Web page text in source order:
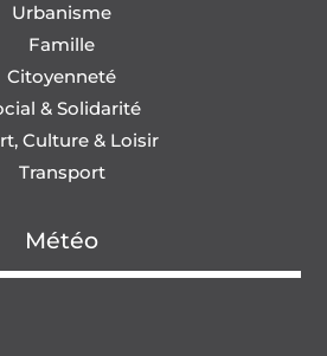
Urbanisme
Famille
Citoyenneté
& Solidarité
Culture & Loisir
Transport
Météo